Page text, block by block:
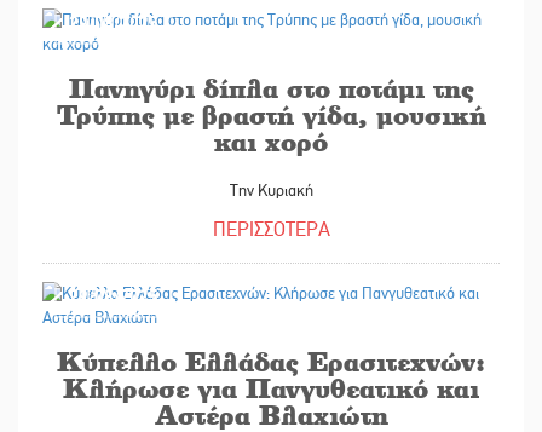
29/08/2025
Πανηγύρι δίπλα στο ποτάμι της
Τρύπης με βραστή γίδα, μουσική
και χορό
Την Κυριακή
ΠΕΡΙΣΣΟΤΕΡΑ
29/08/2025
Κύπελλο Ελλάδας Ερασιτεχνών:
Κλήρωσε για Πανγυθεατικό και
Αστέρα Βλαχιώτη